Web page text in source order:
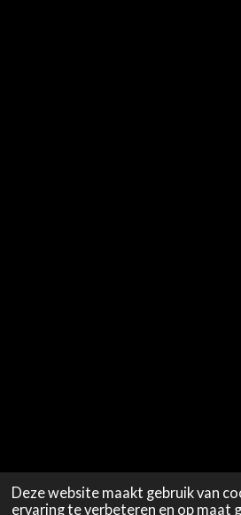
Deze website maakt gebruik van
ervaring te verbeteren en op maat